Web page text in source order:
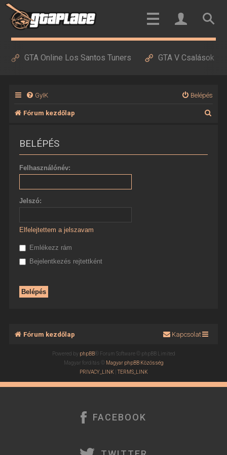
GTA Online Los Santos Tuners GTA V Csalások
GyIK Belépés
Fórum kezdőlap
BELÉPÉS
Felhasználónév:
Jelszó:
Elfelejtettem a jelszavam
Emlékezz rám
Bejelentkezés rejtettként
Fórum kezdőlap Kapcsolat
Powered by phpBB® Forum Software © phpBB Limited
Magyar fordítás © Magyar phpBB Közösség
PRIVACY_LINK |TERMS_LINK
FACEBOOK